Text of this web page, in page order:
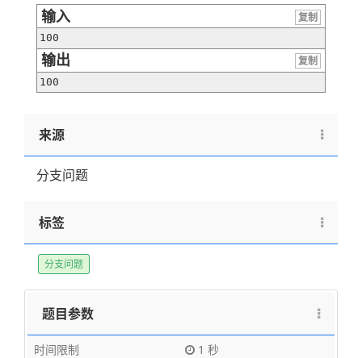
输入
复制
100
输出
复制
100
来源
分支问题
标签
分支问题
题目参数
时间限制
1 秒